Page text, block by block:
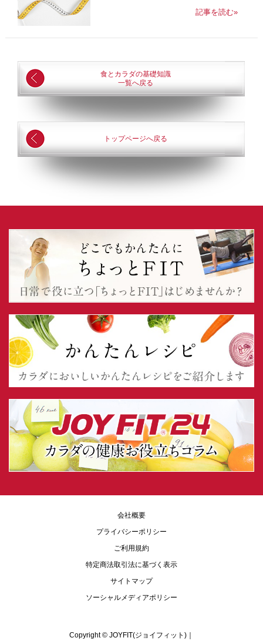
記事を読む»
食とカラダの基礎知識
一覧へ戻る
トップページへ戻る
会社概要
プライバシーポリシー
ご利用規約
特定商法取引法に基づく表示
サイトマップ
ソーシャルメディアポリシー
Copyright © JOYFIT(ジョイフィット)｜